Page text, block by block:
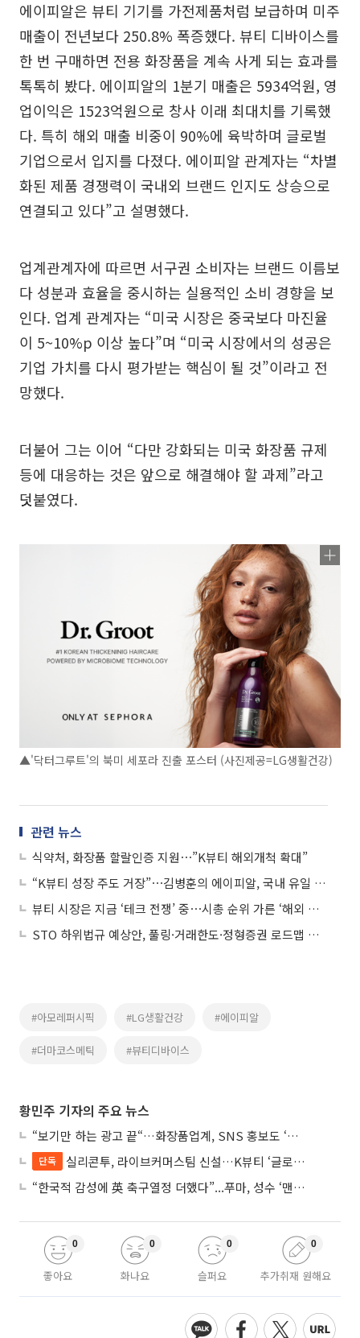
에이피알은 뷰티 기기를 가전제품처럼 보급하며 미주
매출이 전년보다 250.8% 폭증했다. 뷰티 디바이스를
한 번 구매하면 전용 화장품을 계속 사게 되는 효과를
톡톡히 봤다. 에이피알의 1분기 매출은 5934억원, 영
업이익은 1523억원으로 창사 이래 최대치를 기록했
다. 특히 해외 매출 비중이 90%에 육박하며 글로벌
기업으로서 입지를 다졌다. 에이피알 관계자는 “차별
화된 제품 경쟁력이 국내외 브랜드 인지도 상승으로
연결되고 있다”고 설명했다.
업계관계자에 따르면 서구권 소비자는 브랜드 이름보
다 성분과 효율을 중시하는 실용적인 소비 경향을 보
인다. 업계 관계자는 “미국 시장은 중국보다 마진율
이 5~10%p 이상 높다”며 “미국 시장에서의 성공은
기업 가치를 다시 평가받는 핵심이 될 것”이라고 전
망했다.
더불어 그는 이어 “다만 강화되는 미국 화장품 규제
등에 대응하는 것은 앞으로 해결해야 할 과제”라고
덧붙였다.
▲'닥터그루트'의 북미 세포라 진출 포스터 (사진제공=LG생활건강)
관련 뉴스
식약처, 화장품 할랄인증 지원⋯”K뷰티 해외개척 확대”
“K뷰티 성장 주도 거장”⋯김병훈의 에이피알, 국내 유일 타임 ‘100대 기업’ 선정
뷰티 시장은 지금 ‘테크 전쟁’ 중⋯시총 순위 가른 ‘해외 확장·디바이스 기술력’
STO 하위법규 예상안, 풀링·거래한도·정형증권 로드맵 제시
#아모레퍼시픽 #LG생활건강 #에이피알
#더마코스메틱 #뷰티디바이스
황민주 기자의 주요 뉴스
“보기만 하는 광고 끝“…화장품업계, SNS 홍보도 ‘참여형 콘텐츠’로 변모
단독
실리콘투, 라이브커머스팀 신설…K뷰티 ‘글로벌 판매망’ 확대 속도
“한국적 감성에 英 축구열정 더했다”...푸마, 성수 ‘맨시티 하우스’ 팝업
좋아요
0
화나요
0
슬퍼요
0
추가취재 원해요
0